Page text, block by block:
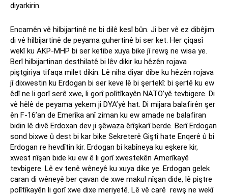
diyarkirin.
Encamên vê hilbijartinê ne bi dilê kesî bûn. Ji ber vê ez dibêjim
di vê hilbijartinê de peyama guhertinê bi ser ket. Her çiqasî
wekî ku AKP-MHP bi ser ketibe xuya bike jî rewş ne wisa ye.
Berî hilbijartinan desthilatê bi lêv dikir ku hêzên rojava
piştgiriya tifaqa milet dikin. Lê niha diyar dibe ku hêzên rojava
jî dixwestin ku Erdogan bi ser keve lê bi şertekî: bi şertê ku ew
êdî ne li gorî serê xwe, li gorî polîtîkayên NATO’yê tevbigere. Di
vê hêlê de peyama yekem ji DYA’yê hat. Di mijara balafirên şer
ên F-16’an de Emerîka anî ziman ku ew amade ne balafiran
bidin lê divê Erdoxan dev ji şêwaza êrîşkarî berde. Berî Erdogan
sond bixwe û dest bi kar bike Sekreterê Giştî hate Enqerê û bi
Erdogan re hevdîtin kir. Erdogan bi kabîneya ku eşkere kir,
xwest nîşan bide ku ew ê li gorî xwestekên Amerîkayê
tevbigere. Lê ev tenê wêneyê ku xuya dike ye. Erdogan gelek
caran di wêneyê ber çavan de xwe makul nîşan dide, lê piştre
polîtîkayên li gorî xwe dixe meriyetê. Lê vê carê rewş ne wekî